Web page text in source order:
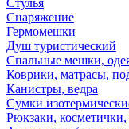
Стулья
Снаряжение
Гермомешки
Душ туристический
Спальные мешки,
Коврики, матрасы,
Канистры, ведра
Сумки
Рюкзаки, косметички,